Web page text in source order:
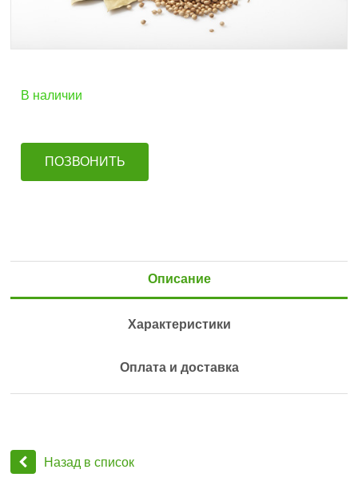
В наличии
ПОЗВОНИТЬ
Описание
Характеристики
Оплата и доставка
Назад в список